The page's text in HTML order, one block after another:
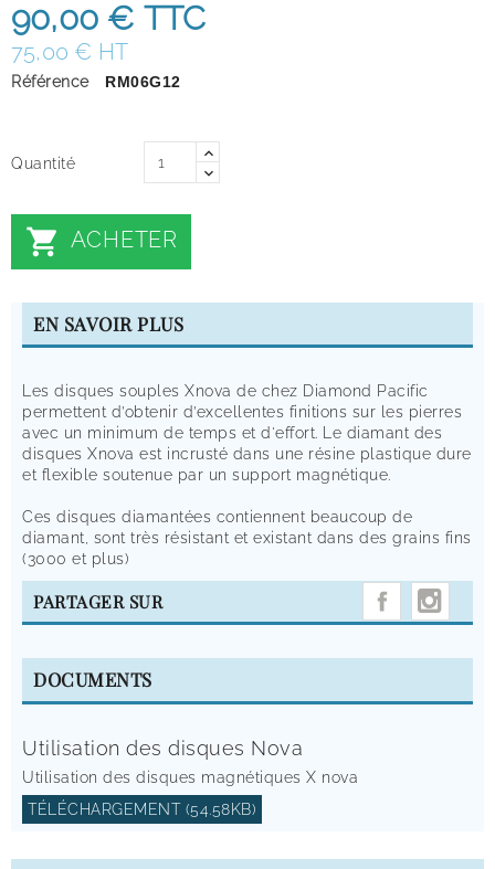
90,00 € TTC
75,00 € HT
Référence RM06G12
Quantité
 ACHETER
EN SAVOIR PLUS
Les disques souples Xnova de chez Diamond Pacific
permettent d’obtenir d’excellentes finitions sur les pierres
avec un minimum de temps et d'effort. Le diamant des
disques Xnova est incrusté dans une résine plastique dure
et flexible soutenue par un support magnétique.
Ces disques diamantées contiennent beaucoup de
diamant, sont très résistant et existant dans des grains fins
(3000 et plus)
PARTAGER SUR
DOCUMENTS
Utilisation des disques Nova
Utilisation des disques magnétiques X nova
TÉLÉCHARGEMENT (54.58KB)